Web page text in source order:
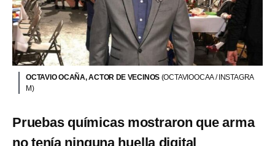
OCTAVIO OCAÑA, ACTOR DE VECINOS (OCTAVIOOCAA / INSTAGRA
M)
Pruebas químicas mostraron que arma
no tenía ninguna huella digital